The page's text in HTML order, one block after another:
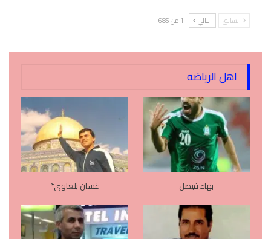
السابق التالي 1 من 685
اهل الرياضه
بهاء فيصل غسان بلعاوي*